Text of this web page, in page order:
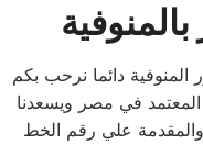
دائما نرحب بكم
المعتمد في مصر ويسعدنا
علي رقم الخط